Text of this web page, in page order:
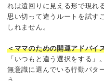
れは遠回りに見える形で現れ
思い切って違うルートを試す
しれません。
＜ママのための開運アドバイ
「いつもと違う選択をする」。
無意識に選んでいる行動パタ